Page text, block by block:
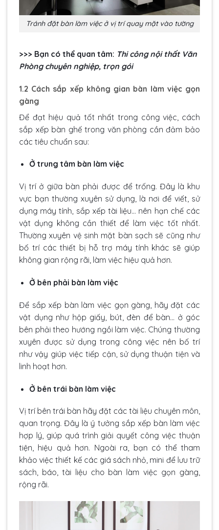
Tránh đặt bàn làm việc ở vị trí quay mặt vào tường
>>> Bạn có thể quan tâm: Thi công nội thất Văn
Phòng chuyên nghiệp, trọn gói
1.2 Cách sắp xếp không gian bàn làm việc gọn
gàng
Để đạt hiệu quả tốt nhất trong công việc, cách
sắp xếp bàn ghế trong văn phòng cần đảm bảo
các tiêu chuẩn sau:
Ở trung tâm bàn làm việc
Vị trí ở giữa bàn phải được để trống. Đây là khu
vực bạn thường xuyên sử dụng, là nơi để viết, sử
dụng máy tính, sắp xếp tài liệu… nên hạn chế các
vật dụng không cần thiết để làm việc tốt nhất.
Thường xuyên vệ sinh mặt bàn sạch sẽ cũng như
bố trí các thiết bị hỗ trợ máy tính khác sẽ giúp
không gian rộng rãi, làm việc hiệu quả hơn.
Ở bên phải bàn làm việc
Để sắp xếp bàn làm việc gọn gàng, hãy đặt các
vật dụng như hộp giấy, bút, đèn để bàn… ở góc
bên phải theo hướng ngồi làm việc. Chúng thường
xuyên được sử dụng trong công việc nên bố trí
như vậy giúp việc tiếp cận, sử dụng thuận tiện và
linh hoạt hơn.
Ở bên trái bàn làm việc
Vị trí bên trái bàn hãy đặt các tài liệu chuyên môn,
quan trọng. Đây là ý tưởng sắp xếp bàn làm việc
hợp lý, giúp quá trình giải quyết công việc thuận
tiện, hiệu quả hơn. Ngoài ra, bạn có thể tham
khảo việc thiết kế các giá sách nhỏ, mini để lưu trữ
sách, báo, tài liệu cho bàn làm việc gọn gàng,
rộng rãi.